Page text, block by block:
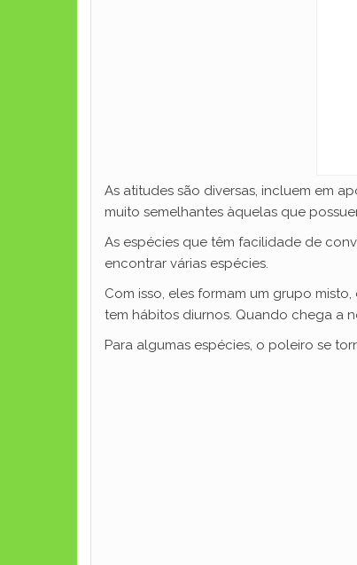
As atitudes são diversas, incluem em
muito semelhantes àquelas que
As espécies que têm facilidade de
encontrar várias espécies.
Com isso, eles formam um grupo
tem hábitos diurnos. Quando chega a
Para algumas espécies, o poleiro se